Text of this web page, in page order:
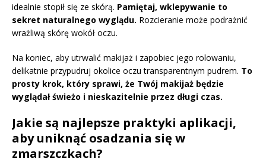
idealnie stopił się ze skórą. Pamiętaj, wklepywanie to
sekret naturalnego wyglądu. Rozcieranie może podrażnić
wrażliwą skórę wokół oczu.
Na koniec, aby utrwalić makijaż i zapobiec jego rolowaniu,
delikatnie przypudruj okolice oczu transparentnym pudrem. To
prosty krok, który sprawi, że Twój makijaż będzie
wyglądał świeżo i nieskazitelnie przez długi czas.
Jakie są najlepsze praktyki aplikacji,
aby uniknąć osadzania się w
zmarszczkach?